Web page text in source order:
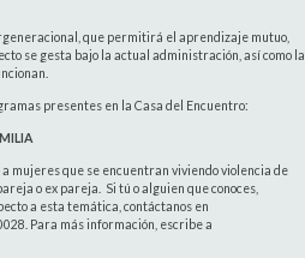
que permitirá el aprendizaje mutuo,
se gesta bajo la actual administración, así como la
presentes en la Casa del Encuentro:
mujeres que se encuentran viviendo violencia de
o ex pareja. Si tú o alguien que conoces,
a esta temática, contáctanos en
Para más información, escribe a